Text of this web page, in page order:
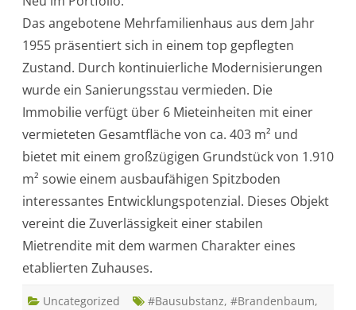
l
g
e
M
h
f
m
l
e
h
u
i
ü
Das angebotene Mehrfamilienhaus aus dem Jahr
1955 präsentiert sich in einem top gepflegten
Zustand. Durch kontinuierliche Modernisierungen
wurde ein Sanierungsstau vermieden. Die
Immobilie verfügt über 6 Mieteinheiten mit einer
vermieteten Gesamtfläche von ca. 403 m² und
bietet mit einem großzügigen Grundstück von 1.910
m² sowie einem ausbaufähigen Spitzboden
interessantes Entwicklungspotenzial. Dieses Objekt
vereint die Zuverlässigkeit einer stabilen
Mietrendite mit dem warmen Charakter eines
etablierten Zuhauses.
Uncategorized #Bausubstanz, #Brandenbaum,